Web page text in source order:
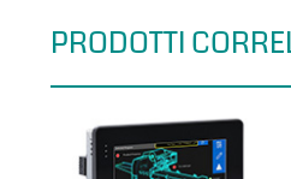
PRODOTTI